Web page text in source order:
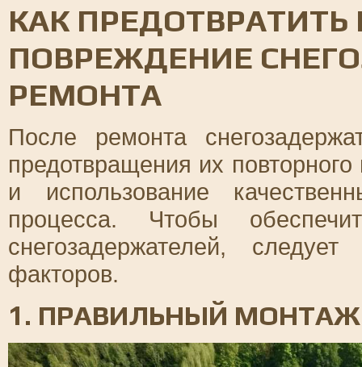
КАК
ПОВРЕЖДЕНИЕ
РЕМОНТА
После ремонта
предотвращения их
и использование
процесса. Чтобы
снегозадержателей,
факторов.
1. ПРАВИЛЬНЫЙ